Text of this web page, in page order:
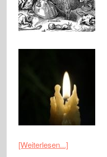
[Weiterlesen...]